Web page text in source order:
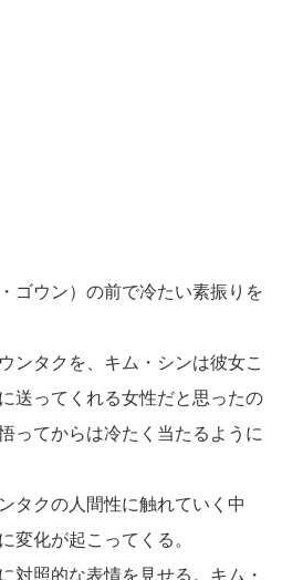
ゴウン）の前で冷たい素振りを
ンタクを、キム・シンは彼女こ
送ってくれる女性だと思ったの
ってからは冷たく当たるように
タクの人間性に触れていく中
変化が起こってくる。
対照的な表情を見せる。キム・